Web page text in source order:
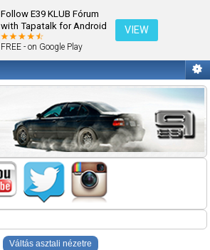
Follow E39 KLUB Fórum
with Tapatalk for Android
FREE - on Google Play
VIEW
Váltás asztali nézetre